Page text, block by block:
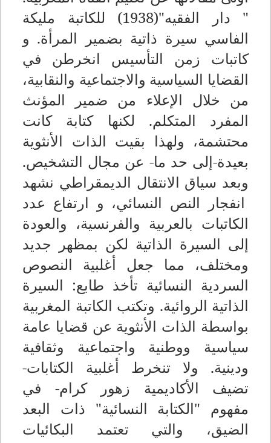
" دار الفقيه"(1938) للكاتبة مليكة
الفاسي سيرة ذاتية بضمير المرأة. و
كاتبات زمن التأسيس انخرطن في
القضايا السياسية والاجتماعية والنقابية،
من خلال الإعلاء من ضمير المؤنث
المفرد المتكلم. لكنها كتابة كانت
محتشمة، ولهذا بقيت الذات الأنثوية
بعيدة-إلى حد ما- عن مجال التشخيص.
وبعد سياق الانتقال الديمقراطي نشهد
انفجار النص النسائي، و ارتفاع عدد
الكاتبات بالعربية والفرنسية، والعودة
إلى السيرة الذاتية لكن بمظهر جديد
ومختلف، مما جعل أغلبية النصوص
السردية النسائية تأخذ طابع: السيرة
الذاتية الروائية. وتكتب الكاتبة المغربية
بواسطة الذات الأنثوية عن قضايا عامة
سياسية ووطنية واجتماعية وثقافية
ودينية. ولا تنخرط أغلبية الكتابات-
تضيف الأكاديمية زهور كرام- في
مفهوم "الكتابة النسائية" ذات البعد
الضيق، والتي تعتمد البكائيات